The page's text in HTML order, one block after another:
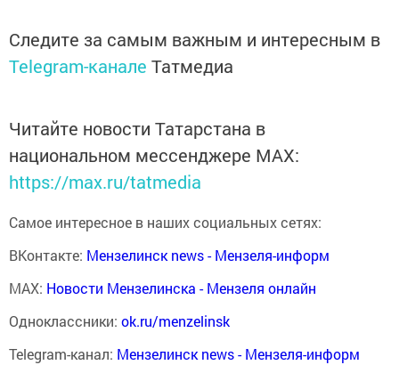
Следите за самым важным и интересным в
Telegram-канале Татмедиа
Читайте новости Татарстана в
национальном мессенджере MАХ:
https://max.ru/tatmedia
Самое интересное в наших социальных сетях:
ВКонтакте: Мензелинск news - Мензеля-информ
MAX: Новости Мензелинска - Мензеля онлайн
Одноклассники: ok.ru/menzelinsk
Telegram-канал: Мензелинск news - Мензеля-информ